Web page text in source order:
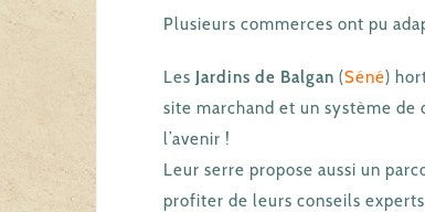
Plusieurs commerces ont pu
Les Jardins de Balgan (Séné)
site marchand et un système de
l’avenir !
Leur serre propose aussi un
profiter de leurs conseils